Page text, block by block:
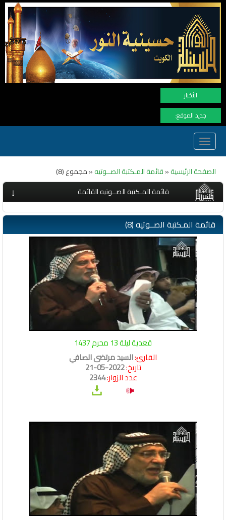
الأخبار
جديد الموقع:
Toggle
navigation
الصفحة الرئيسية«قائمة المـكتبة الصــوتيه« مجموع (8)
↓ قائمة المـكتبة الصــوتيه القائمة
قائمة المـكتبة الصــوتيه (8)
قعدية ليلة 13 محرم 1437
القارئ:السيد مرتضى الصافي
تاريخ:2022-05-21
عدد الزوار:2344